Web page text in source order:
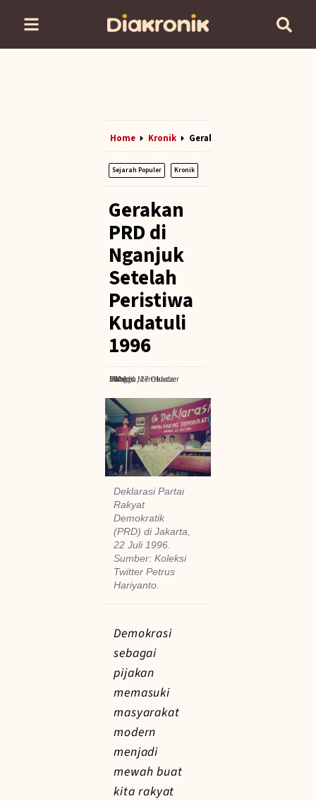
Home Kronik Gerakan PRD Di Nganjuk
Sejarah Populer Kronik
Gerakan
PRD di
Nganjuk
Setelah
Peristiwa
Kudatuli
1996
Minggu, 27 Oktober 2024
· Waktu Membaca: 6 Menit
Deklarasi Partai
Rakyat
Demokratik
(PRD) di Jakarta,
22 Juli 1996.
Sumber: Koleksi
Twitter Petrus
Hariyanto.
Demokrasi
sebagai
pijakan
memasuki
masyarakat
modern
menjadi
mewah buat
kita rakyat